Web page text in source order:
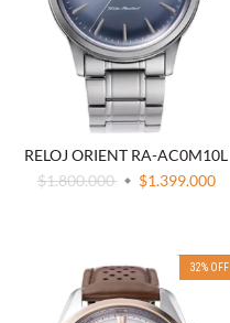
RELOJ ORIENT RA-AC0M10L
$1.800.000
$1.399.000
32% OFF